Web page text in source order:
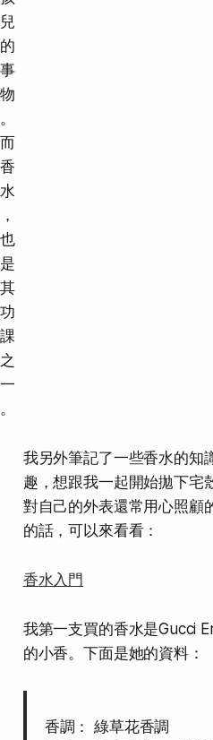
兒
的
事
物
。
而
香
水
，
也
是
其
功
課
之
一
。
我另外筆記了一些香水的知
趣，想跟我一起開始拋下宅
對自己的外表還常用心照顧
的話，可以來看看：
香水入門
我第一支買的香水是Gucci
的小香。下面是她的資料：
香調： 綠草花香調